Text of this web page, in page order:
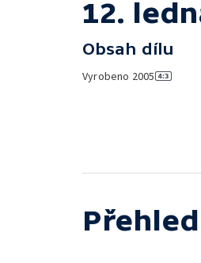
12.
Obsah dílu
Vyrobeno 2005